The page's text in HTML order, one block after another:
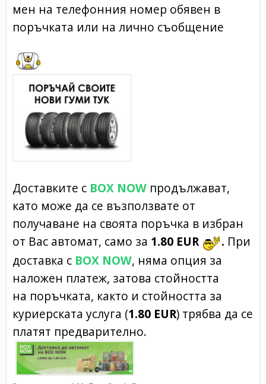
мен на телефонния номер обявен в
поръчката или на лично съобщение
Доставките с BOX NOW продължават,
като може да се възползвате от
получаване на своята поръчка в избран
от Вас автомат, само за 1.80 EUR . При
доставка с BOX NOW, няма опция за
наложен платеж, затова стойността
на поръчката, както и стойността за
куриерската услуга (1.80 EUR) трябва да се
платят предварително.